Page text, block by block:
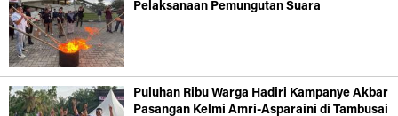
Pelaksanaan Pemungutan Suara
Puluhan Ribu Warga Hadiri Kampanye Akbar
Pasangan Kelmi Amri-Asparaini di Tambusai